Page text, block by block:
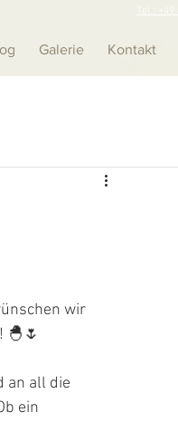
Galerie Kontakt
wir
! 🐣🌷
an all die
ein